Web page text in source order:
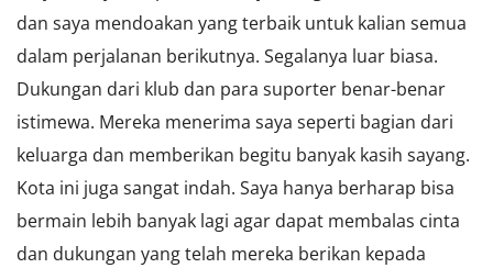
dan saya mendoakan yang terbaik untuk kalian semua
dalam perjalanan berikutnya. Segalanya luar biasa.
Dukungan dari klub dan para suporter benar-benar
istimewa. Mereka menerima saya seperti bagian dari
keluarga dan memberikan begitu banyak kasih sayang.
Kota ini juga sangat indah. Saya hanya berharap bisa
bermain lebih banyak lagi agar dapat membalas cinta
dan dukungan yang telah mereka berikan kepada